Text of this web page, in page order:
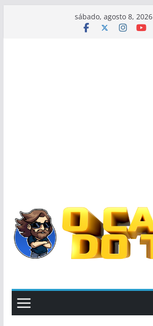
sábado, agosto 8, 2026